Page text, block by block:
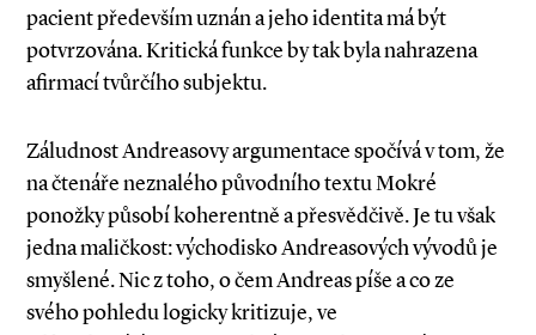
pacient především uznán a jeho identita má být
potvrzována. Kritická funkce by tak byla nahrazena
afirmací tvůrčího subjektu.
Záludnost Andreasovy argumentace spočívá v tom, že
na čtenáře neznalého původního textu Mokré
ponožky působí koherentně a přesvědčivě. Je tu však
jedna maličkost: východisko Andreasových vývodů je
smyšlené. Nic z toho, o čem Andreas píše a co ze
svého pohledu logicky kritizuje, ve